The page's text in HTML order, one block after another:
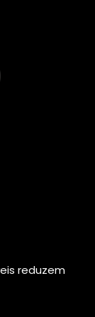
reduzem